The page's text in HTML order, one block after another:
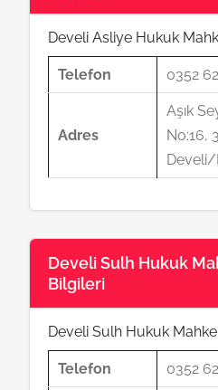
Develi Asliye Hukuk
Telefon 0352
Adres
Aşık
No:16,
Develi/
Develi Sulh Hukuk
Bilgileri
Develi Sulh Hukuk
Telefon 0352